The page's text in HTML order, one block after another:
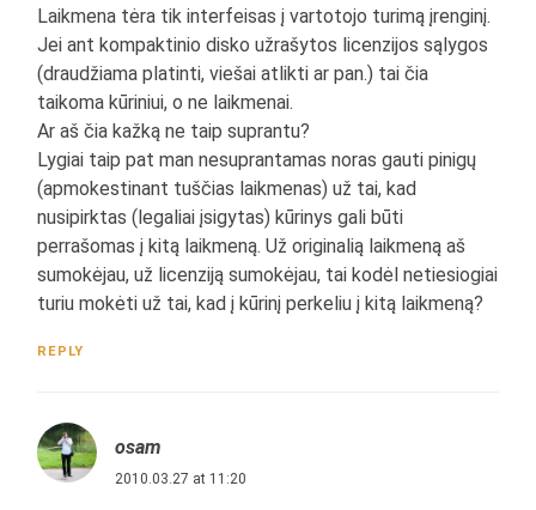
Laikmena tėra tik interfeisas į vartotojo turimą įrenginį.
Jei ant kompaktinio disko užrašytos licenzijos sąlygos
(draudžiama platinti, viešai atlikti ar pan.) tai čia
taikoma kūriniui, o ne laikmenai.
Ar aš čia kažką ne taip suprantu?
Lygiai taip pat man nesuprantamas noras gauti pinigų
(apmokestinant tuščias laikmenas) už tai, kad
nusipirktas (legaliai įsigytas) kūrinys gali būti
perrašomas į kitą laikmeną. Už originalią laikmeną aš
sumokėjau, už licenziją sumokėjau, tai kodėl netiesiogiai
turiu mokėti už tai, kad į kūrinį perkeliu į kitą laikmeną?
REPLY
osam
2010.03.27 at 11:20